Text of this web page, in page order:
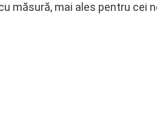
măsură, mai ales pentru cei